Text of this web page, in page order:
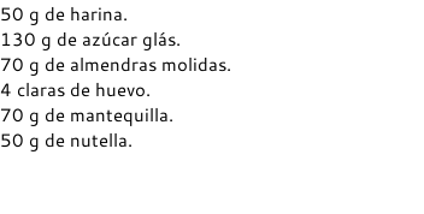
50 g de harina.
130 g de azúcar glás.
70 g de almendras molidas.
4 claras de huevo.
70 g de mantequilla.
50 g de nutella.